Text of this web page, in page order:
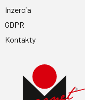
Inzercia
GDPR
Kontakty